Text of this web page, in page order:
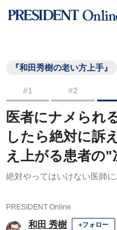
『和田秀樹の老い方上手』
#1 #2
医者にナメられ
したら絶対に訴
え上がる患者の
絶対やってはいけない医師
PRESIDENT Online
和田 秀樹 +フォロー